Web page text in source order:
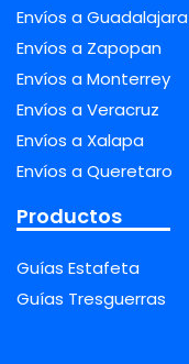
Envíos a Guadalajara
Envíos a Zapopan
Envíos a Monterrey
Envíos a Veracruz
Envíos a Xalapa
Envíos a Queretaro
Productos
Guías Estafeta
Guías Tresguerras